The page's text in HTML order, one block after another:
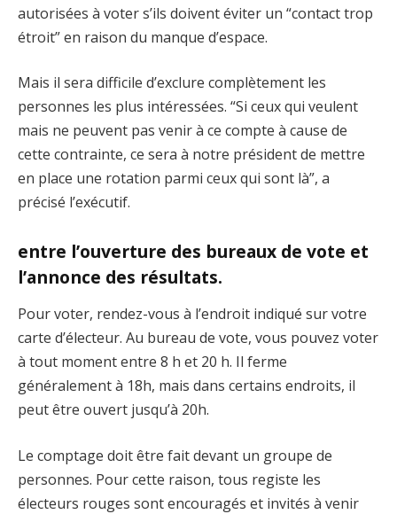
autorisées à voter s’ils doivent éviter un “contact trop
étroit” en raison du manque d’espace.
Mais il sera difficile d’exclure complètement les
personnes les plus intéressées. “Si ceux qui veulent
mais ne peuvent pas venir à ce compte à cause de
cette contrainte, ce sera à notre président de mettre
en place une rotation parmi ceux qui sont là”, a
précisé l’exécutif.
entre l’ouverture des bureaux de vote et
l’annonce des résultats.
Pour voter, rendez-vous à l’endroit indiqué sur votre
carte d’électeur. Au bureau de vote, vous pouvez voter
à tout moment entre 8 h et 20 h. Il ferme
généralement à 18h, mais dans certains endroits, il
peut être ouvert jusqu’à 20h.
Le comptage doit être fait devant un groupe de
personnes. Pour cette raison, tous registe les
électeurs rouges sont encouragés et invités à venir